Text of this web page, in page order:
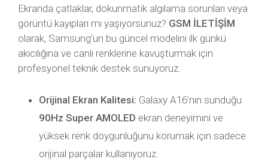
Ekranda çatlaklar, dokunmatik algılama sorunları veya
görüntü kayıpları mı yaşıyorsunuz? GSM İLETİŞİM
olarak, Samsung’un bu güncel modelini ilk günkü
akıcılığına ve canlı renklerine kavuşturmak için
profesyonel teknik destek sunuyoruz.
Orijinal Ekran Kalitesi: Galaxy A16’nın sunduğu
90Hz Super AMOLED ekran deneyimini ve
yüksek renk doygunluğunu korumak için sadece
orijinal parçalar kullanıyoruz.